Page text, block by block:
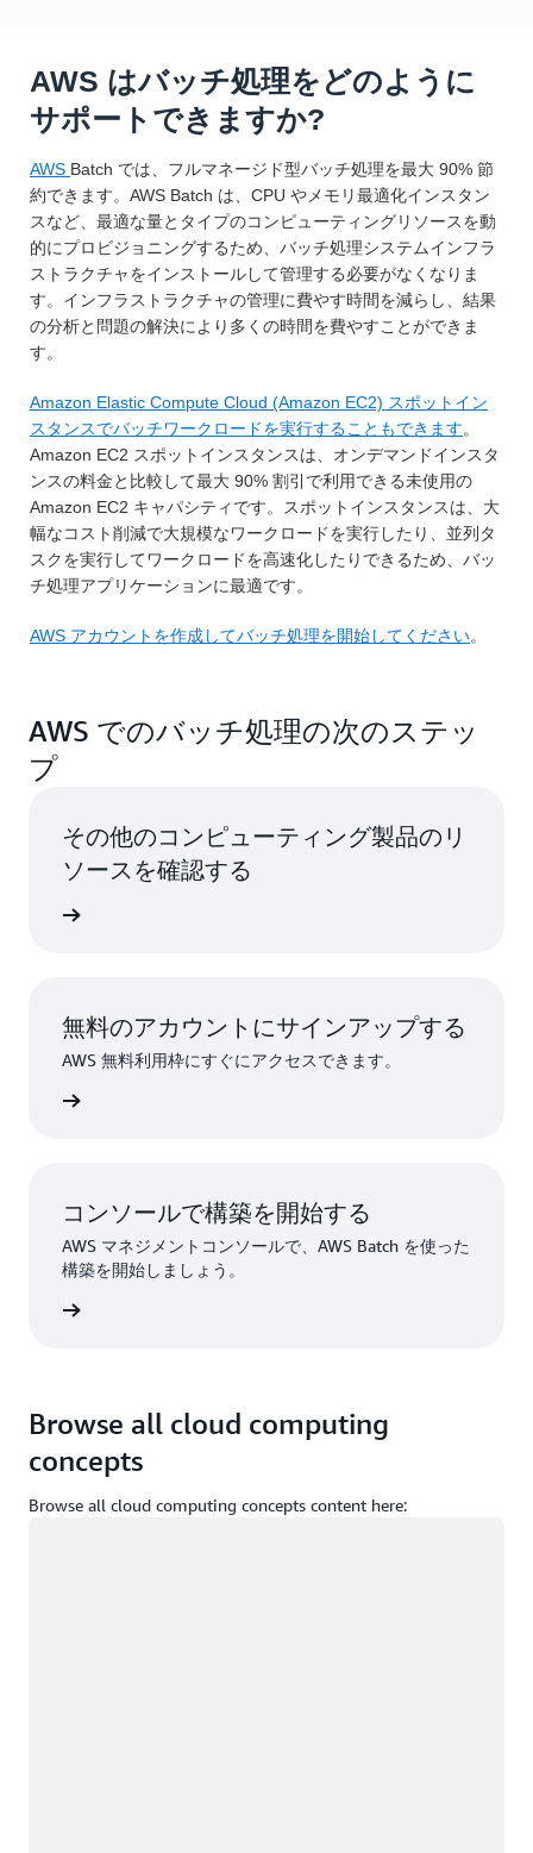
AWS はバッチ処理をどのように
サポートできますか?
AWS Batch では、フルマネージド型バッチ処理を最大 90% 節
約できます。AWS Batch は、CPU やメモリ最適化インスタン
スなど、最適な量とタイプのコンピューティングリソースを動
的にプロビジョニングするため、バッチ処理システムインフラ
ストラクチャをインストールして管理する必要がなくなりま
す。インフラストラクチャの管理に費やす時間を減らし、結果
の分析と問題の解決により多くの時間を費やすことができま
す。
Amazon Elastic Compute Cloud (Amazon EC2) スポットイン
スタンスでバッチワークロードを実行することもできます。
Amazon EC2 スポットインスタンスは、オンデマンドインスタ
ンスの料金と比較して最大 90% 割引で利用できる未使用の
Amazon EC2 キャパシティです。スポットインスタンスは、大
幅なコスト削減で大規模なワークロードを実行したり、並列タ
スクを実行してワークロードを高速化したりできるため、バッ
チ処理アプリケーションに最適です。
AWS アカウントを作成してバッチ処理を開始してください。
AWS でのバッチ処理の次のステッ
プ
その他のコンピューティング製品のリ
ソースを確認する
無料のアカウントにサインアップする
AWS 無料利用枠にすぐにアクセスできます。
コンソールで構築を開始する
AWS マネジメントコンソールで、AWS Batch を使った
構築を開始しましょう。
Browse all cloud computing
concepts
Browse all cloud computing concepts content here: